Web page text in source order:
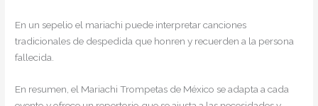
En un sepelio el mariachi puede interpretar canciones
tradicionales de despedida que honren y recuerden a la persona
fallecida.
En resumen, el Mariachi Trompetas de México se adapta a cada